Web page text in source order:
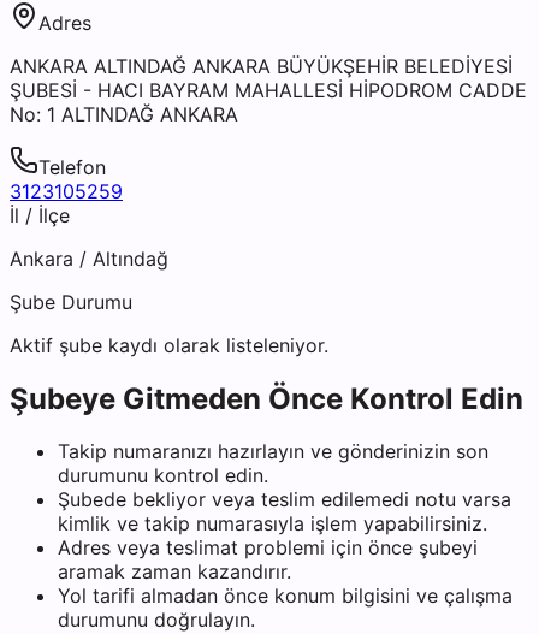
Adres
ANKARA ALTINDAĞ ANKARA BÜYÜKŞEHİR BELEDİYESİ
ŞUBESİ - HACI BAYRAM MAHALLESİ HİPODROM CADDE
No: 1 ALTINDAĞ ANKARA
Telefon
3123105259
İl / İlçe
Ankara / Altındağ
Şube Durumu
Aktif şube kaydı olarak listeleniyor.
Şubeye Gitmeden Önce Kontrol Edin
Takip numaranızı hazırlayın ve gönderinizin son
durumunu kontrol edin.
Şubede bekliyor veya teslim edilemedi notu varsa
kimlik ve takip numarasıyla işlem yapabilirsiniz.
Adres veya teslimat problemi için önce şubeyi
aramak zaman kazandırır.
Yol tarifi almadan önce konum bilgisini ve çalışma
durumunu doğrulayın.